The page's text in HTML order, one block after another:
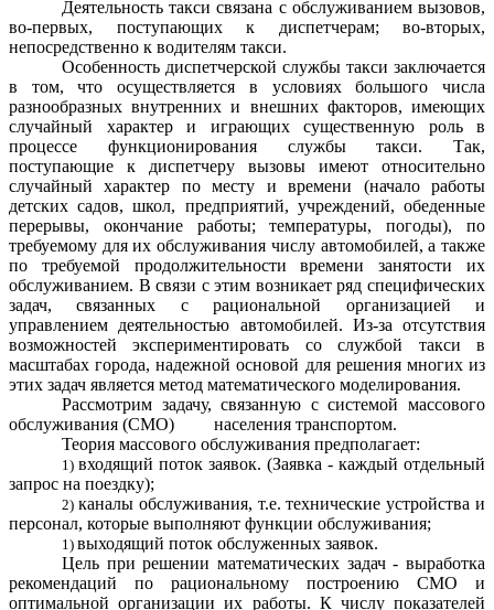
Деятельность такси связана с обслуживанием вызовов,
во-первых, поступающих к диспетчерам; во-вторых,
непосредственно к водителям такси.
Особенность диспетчерской службы такси заключается
в том, что осуществляется в условиях большого числа
разнообразных внутренних и внешних факторов, имеющих
случайный характер и играющих существенную роль в
процессе функционирования службы такси. Так,
поступающие к диспетчеру вызовы имеют относительно
случайный характер по месту и времени (начало работы
детских садов, школ, предприятий, учреждений, обеденные
перерывы, окончание работы; температуры, погоды), по
требуемому для их обслуживания числу автомобилей, а также
по требуемой продолжительности времени занятости их
обслуживанием. В связи с этим возникает ряд специфических
задач, связанных с рациональной организацией и
управлением деятельностью автомобилей. Из-за отсутствия
возможностей экспериментировать со службой такси в
масштабах города, надежной основой для решения многих из
этих задач является метод математического моделирования.
Рассмотрим задачу, связанную с системой массового
обслуживания (СМО) населения транспортом.
Теория массового обслуживания предполагает:
входящий поток заявок. (Заявка - каждый отдельный
запрос на поездку);
каналы обслуживания, т.е. технические устройства и
персонал, которые выполняют функции обслуживания;
выходящий поток обслуженных заявок.
Цель при решении математических задач - выработка
рекомендаций по рациональному построению СМО и
оптимальной организации их работы. К числу показателей